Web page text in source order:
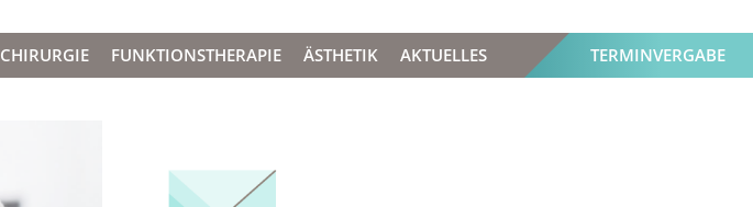
CHIRURGIE FUNKTIONSTHERAPIE ÄSTHETIK AKTUELLES TERMINVERGABE